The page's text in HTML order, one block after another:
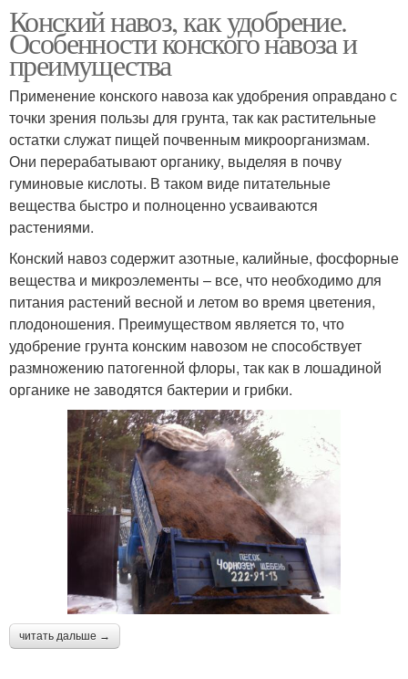
Конский навоз, как удобрение.
Особенности конского навоза и
преимущества
Применение конского навоза как удобрения оправдано с
точки зрения пользы для грунта, так как растительные
остатки служат пищей почвенным микроорганизмам.
Они перерабатывают органику, выделяя в почву
гуминовые кислоты. В таком виде питательные
вещества быстро и полноценно усваиваются
растениями.
Конский навоз содержит азотные, калийные, фосфорные
вещества и микроэлементы – все, что необходимо для
питания растений весной и летом во время цветения,
плодоношения. Преимуществом является то, что
удобрение грунта конским навозом не способствует
размножению патогенной флоры, так как в лошадиной
органике не заводятся бактерии и грибки.
читать дальше →